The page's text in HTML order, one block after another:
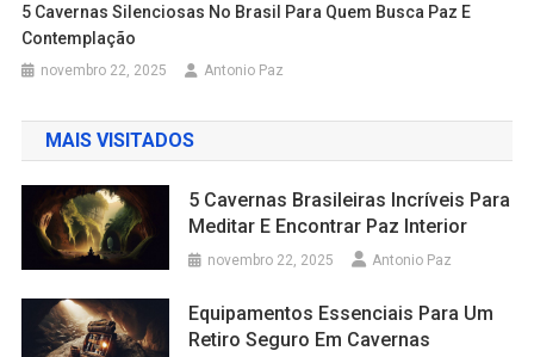
5 Cavernas Silenciosas No Brasil Para Quem Busca Paz E
Contemplação
novembro 22, 2025 Antonio Paz
MAIS VISITADOS
5 Cavernas Brasileiras Incríveis Para
Meditar E Encontrar Paz Interior
novembro 22, 2025 Antonio Paz
Equipamentos Essenciais Para Um
Retiro Seguro Em Cavernas